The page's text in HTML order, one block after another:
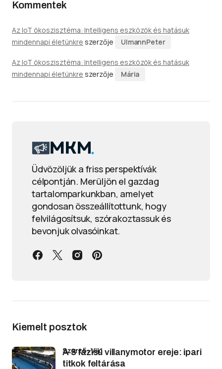
Kommentek
Az IoT ökoszisztéma: Intelligens eszközök és hatásuk
mindennapi életünkre szerzője UlmannPeter
Az IoT ökoszisztéma: Intelligens eszközök és hatásuk
mindennapi életünkre szerzője Mária
Üdvözöljük a friss perspektívák
célpontján. Merüljön el gazdag
tartalomparkunkban, amelyet
gondosan összeállítottunk, hogy
felvilágosítsuk, szórakoztassuk és
bevonjuk olvasóinkat.
Kiemelt posztok
A 3 fázisú villanymotor ereje: ipari
titkok feltárása
Szerző: Viki